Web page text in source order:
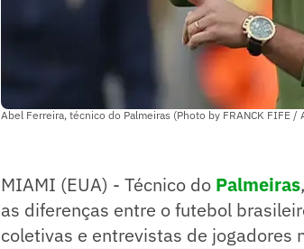
Abel Ferreira, técnico do Palmeiras (Photo by FRANCK FIFE /
MIAMI (EUA) - Técnico do Palmeiras
as diferenças entre o futebol
coletivas e entrevistas de jogadores